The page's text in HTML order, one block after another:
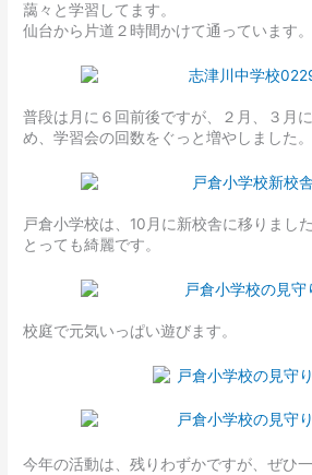
藹々と学習してます。
仙台から片道２時間かけて通っています。
普段は月に６回前後ですが、２月、３月
め、学習会の回数をぐっと増やしました。
戸倉小学校は、10月に新校舎に移りました
とっても綺麗です。
校庭で元気いっぱい遊びます。
今年の活動は、残りわずかですが、ぜひ